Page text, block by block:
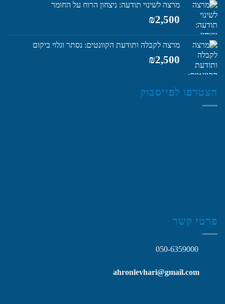
₪5,600.
₪4,250.
מרצה לשינוי תודעה: ניצחון הרוח על החומר
₪2,500
מרצה לקבלה ותודעת הקוונטים: נסתר וגלוי ביקום
₪2,500
הצטרפו לפייסבוק
פרטי קשר
050-6359000
ahronlevhari@gmail.com